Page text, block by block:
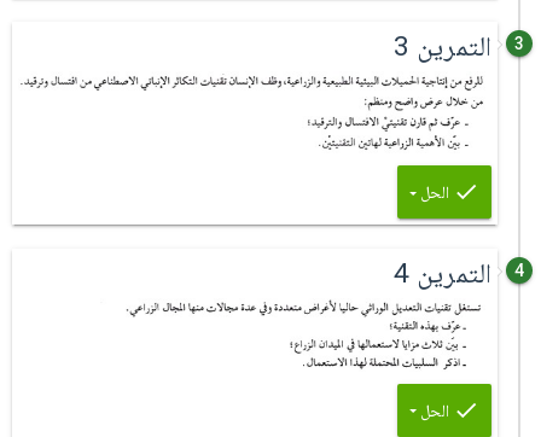
3 التمرين 3
الحل
4 التمرين 4
الحل